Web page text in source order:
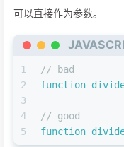
可以直接作为参数。
1
2
3
4
5
// bad
function
// good
function